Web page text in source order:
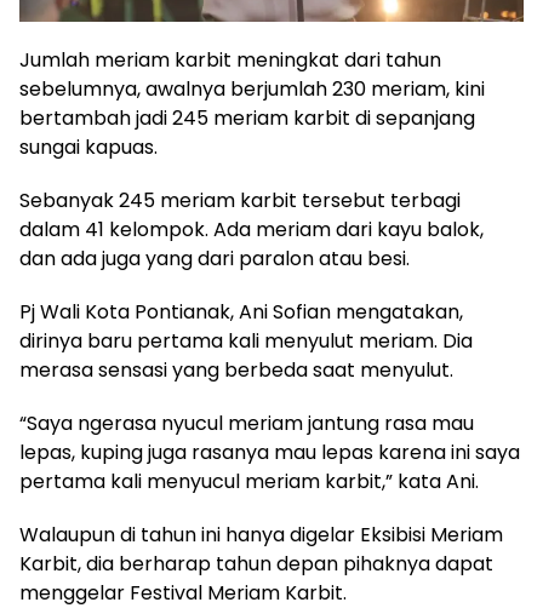
Jumlah meriam karbit meningkat dari tahun
sebelumnya, awalnya berjumlah 230 meriam, kini
bertambah jadi 245 meriam karbit di sepanjang
sungai kapuas.
Sebanyak 245 meriam karbit tersebut terbagi
dalam 41 kelompok. Ada meriam dari kayu balok,
dan ada juga yang dari paralon atau besi.
Pj Wali Kota Pontianak, Ani Sofian mengatakan,
dirinya baru pertama kali menyulut meriam. Dia
merasa sensasi yang berbeda saat menyulut.
“Saya ngerasa nyucul meriam jantung rasa mau
lepas, kuping juga rasanya mau lepas karena ini saya
pertama kali menyucul meriam karbit,” kata Ani.
Walaupun di tahun ini hanya digelar Eksibisi Meriam
Karbit, dia berharap tahun depan pihaknya dapat
menggelar Festival Meriam Karbit.